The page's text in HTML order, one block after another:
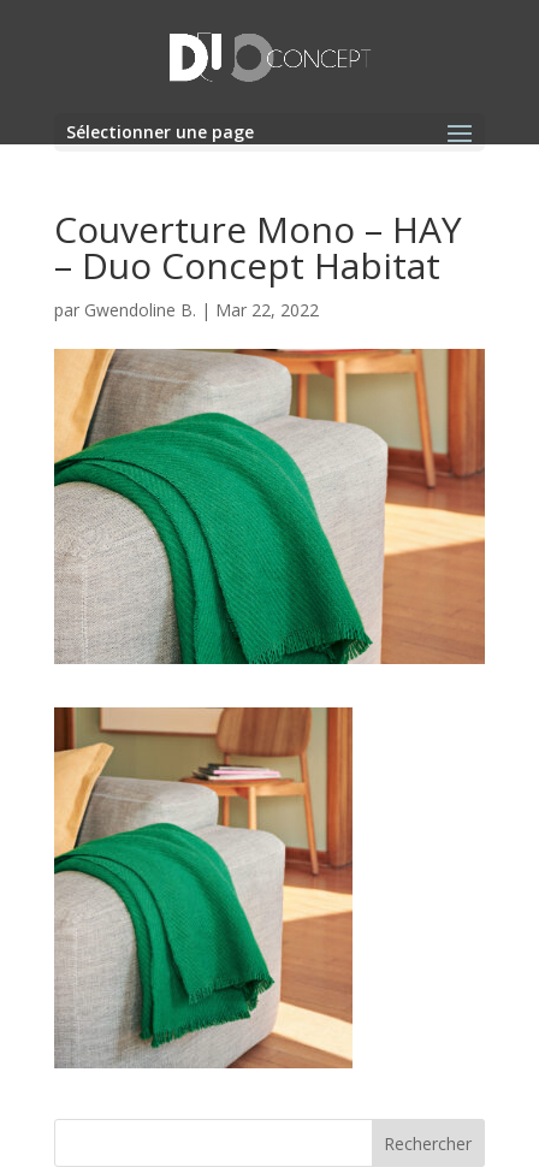
Sélectionner une page
Couverture Mono – HAY
– Duo Concept Habitat
par Gwendoline B. | Mar 22, 2022